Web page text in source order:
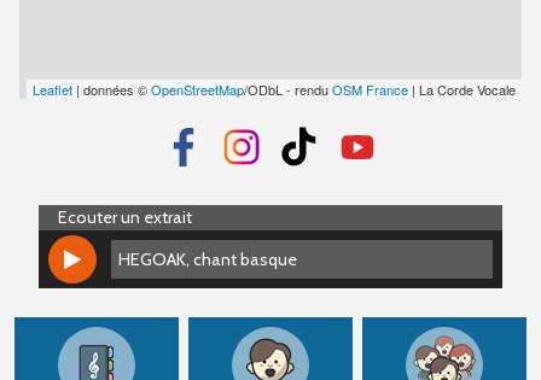
Leaflet | données ©OpenStreetMap/ODbL - renduOSM France | La Corde Vocale
Ecouter un extrait
HEGOAK, chant basque
HEGOAK, chant basque